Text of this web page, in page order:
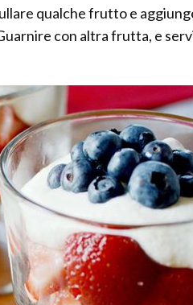
qualche frutto e
con altra frutta, e